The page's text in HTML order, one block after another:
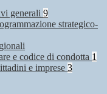
generali 9
strategico-
e codice di condotta 1
e imprese 3